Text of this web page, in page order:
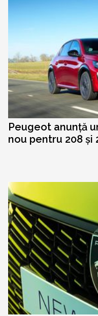
Peugeot anunță
nou pentru 208 și